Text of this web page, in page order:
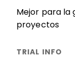
Mejor para la
proyectos